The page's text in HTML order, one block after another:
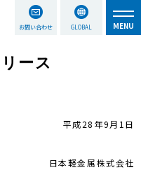
お問い合わせ GLOBAL
ース
平成28年9月1日
日本軽金属株式会社